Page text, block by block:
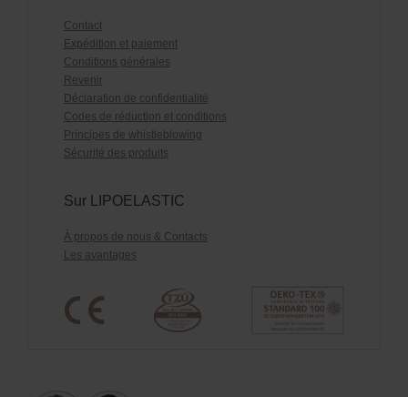
Contact
Expédition et paiement
Conditions générales
Revenir
Déclaration de confidentialité
Codes de réduction et conditions
Principes de whistleblowing
Sécurité des produits
Sur LIPOELASTIC
À propos de nous & Contacts
Les avantages